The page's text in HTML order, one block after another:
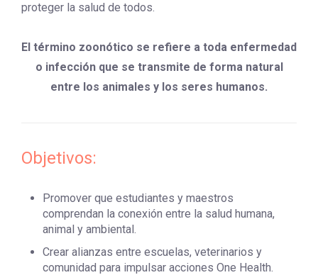
proteger la salud de todos.
El término zoonótico se refiere a toda enfermedad
o infección que se transmite de forma natural
entre los animales y los seres humanos.
Objetivos:
Promover que estudiantes y maestros
comprendan la conexión entre la salud humana,
animal y ambiental.
Crear alianzas entre escuelas, veterinarios y
comunidad para impulsar acciones One Health.